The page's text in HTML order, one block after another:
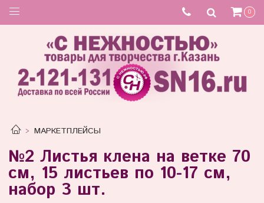
0
МАРКЕТПЛЕЙСЫ
№2 Листья клена на ветке 70
см, 15 листьев по 10-17 см,
набор 3 шт.